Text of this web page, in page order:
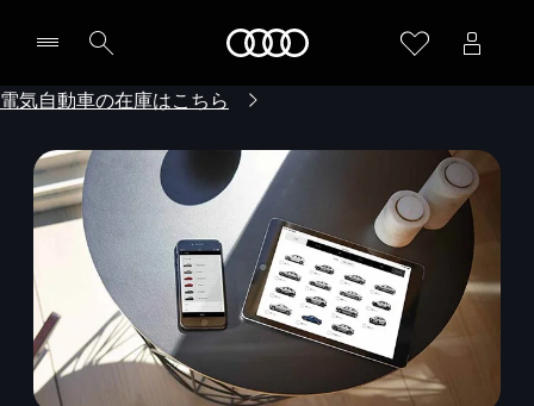
電気自動車の在庫はこちら